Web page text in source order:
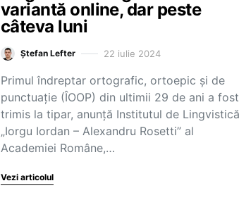
variantă online, dar peste
câteva luni
Ștefan Lefter 22 iulie 2024
Primul îndreptar ortografic, ortoepic și de
punctuație (ÎOOP) din ultimii 29 de ani a fost
trimis la tipar, anunță Institutul de Lingvistică
„Iorgu Iordan – Alexandru Rosetti” al
Academiei Române,…
Vezi articolul